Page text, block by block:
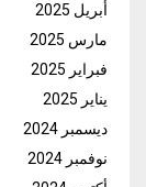
أبريل 2025
مارس 2025
فبراير 2025
يناير 2025
ديسمبر 2024
نوفمبر 2024